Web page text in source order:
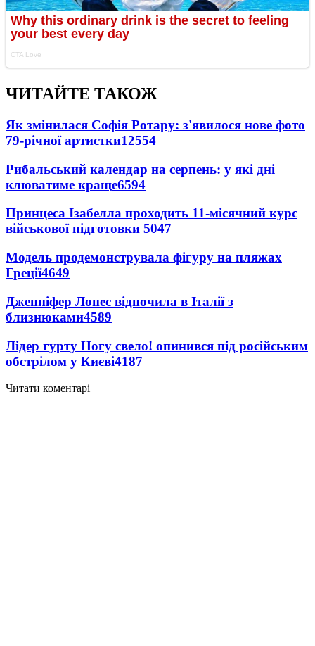
ЧИТАЙТЕ ТАКОЖ
Як змінилася Софія Ротару: з'явилося нове фото
79-річної артистки12554
Рибальський календар на серпень: у які дні
клюватиме краще6594
Принцеса Ізабелла проходить 11-місячний курс
військової підготовки 5047
Модель продемонструвала фігуру на пляжах
Греції4649
Дженніфер Лопес відпочила в Італії з
близнюками4589
Лідер гурту Ногу свело! опинився під російським
обстрілом у Києві4187
Читати коментарі